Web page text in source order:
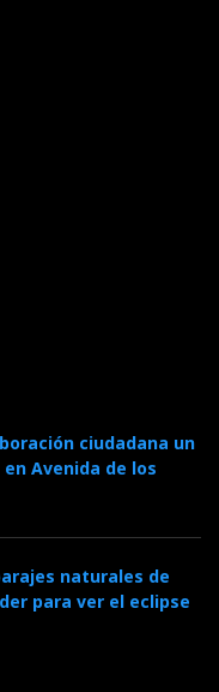
ciudadana un
Avenida de los
naturales de
para ver el eclipse